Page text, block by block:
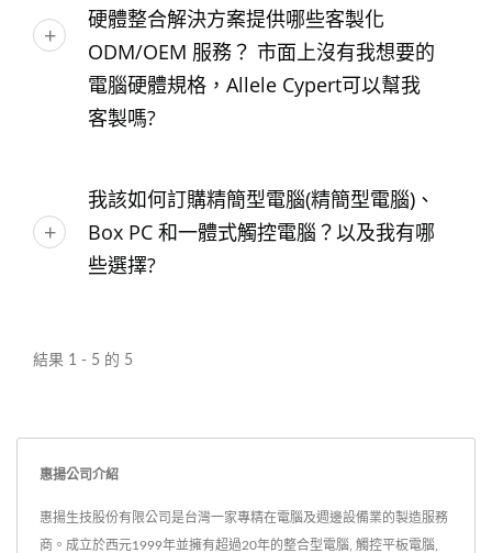
硬體整合解決方案提供哪些客製化
ODM/OEM 服務？ 市面上沒有我想要的
電腦硬體規格，Allele Cypert可以幫我
客製嗎?
我該如何訂購精簡型電腦(精簡型電腦)、
Box PC 和一體式觸控電腦？以及我有哪
些選擇?
結果 1 - 5 的 5
惠揚公司介紹
惠揚生技股份有限公司是台灣一家專精在電腦及週邊設備業的製造服務
商。成立於西元1999年並擁有超過20年的整合型電腦, 觸控平板電腦,